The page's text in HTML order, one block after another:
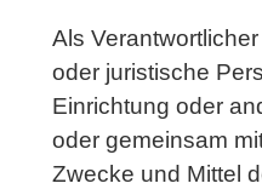
Als
oder juristische
Einrichtung oder
oder gemeinsam
Zwecke und Mittel